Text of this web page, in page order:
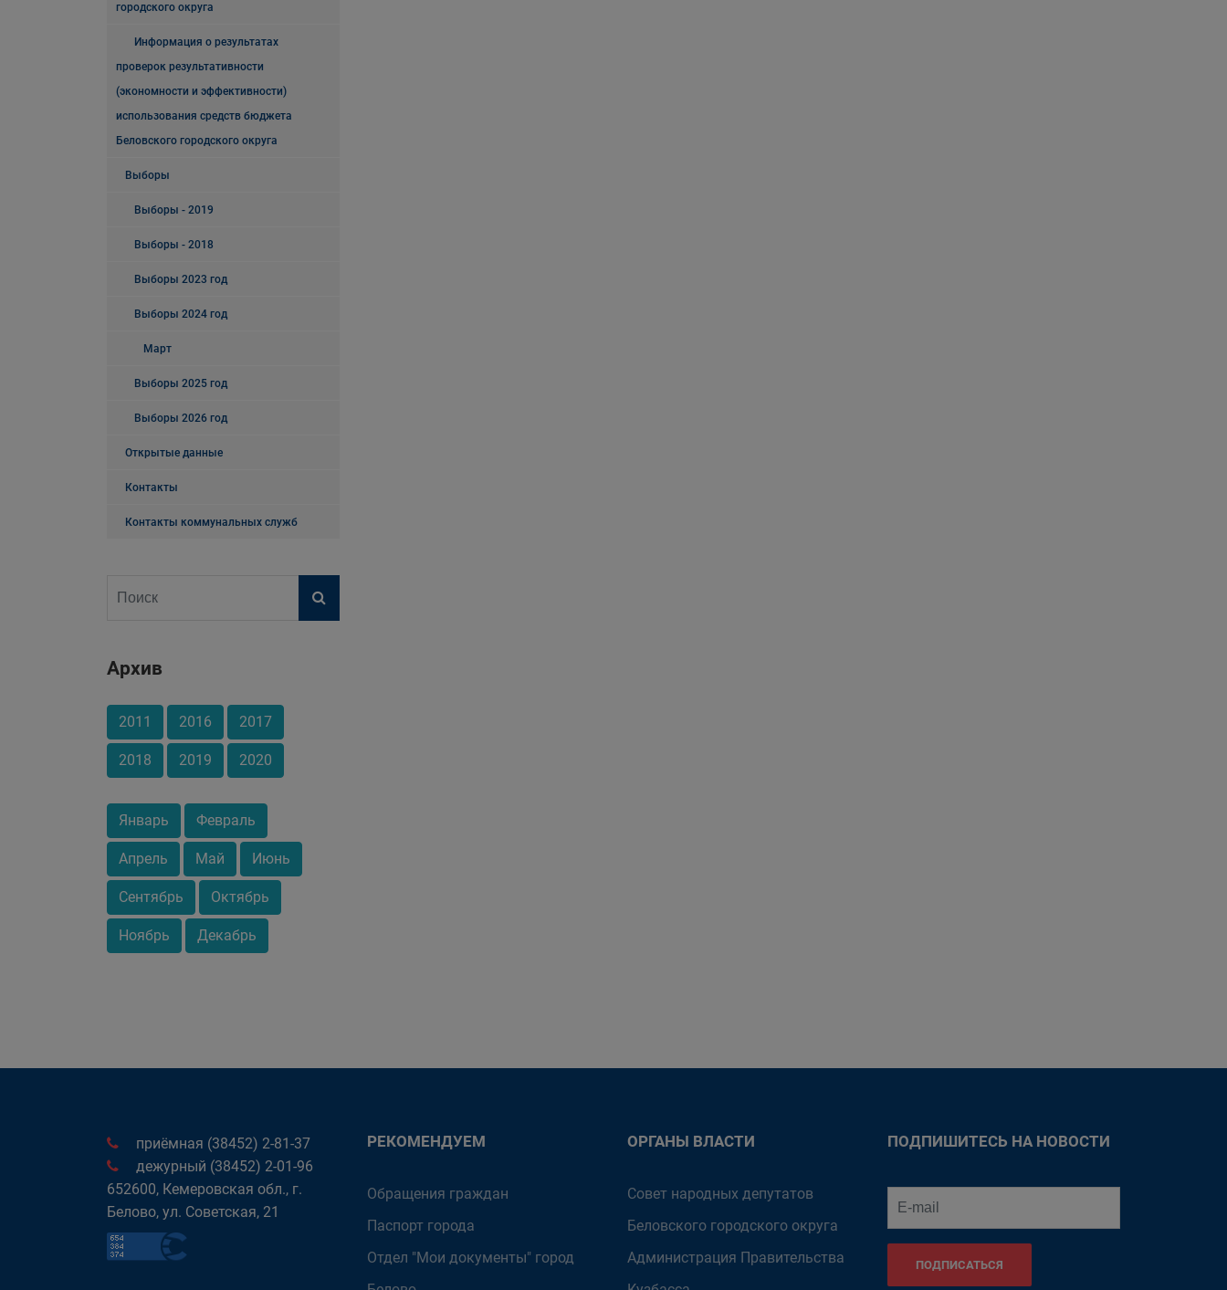
городского округа
Информация о результатах
проверок результативности
(экономности и эффективности)
использования средств бюджета
Беловского городского округа
Выборы
Выборы - 2019
Выборы - 2018
Выборы 2023 год
Выборы 2024 год
Март
Выборы 2025 год
Выборы 2026 год
Открытые данные
Контакты
Контакты коммунальных служб
Архив
2011 2016 2017
2018 2019 2020
Январь Февраль
Апрель Май Июнь
Сентябрь Октябрь
Ноябрь Декабрь
приёмная (38452) 2-81-37
дежурный (38452) 2-01-96
652600, Кемеровская обл., г.
Белово, ул. Советская, 21
РЕКОМЕНДУЕМ
Обращения граждан
Паспорт города
Отдел "Мои документы" город
ОРГАНЫ ВЛАСТИ
Совет народных депутатов
Беловского городского округа
Администрация Правительства
ПОДПИШИТЕСЬ НА НОВОСТИ
ПОДПИСАТЬСЯ